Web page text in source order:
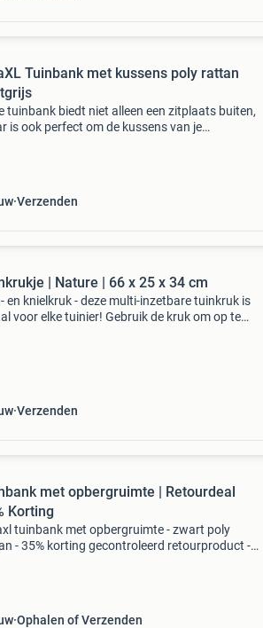
Tuinbank met kussens poly rattan
tuinbank biedt niet alleen een zitplaats buiten,
is ook perfect om de kussens van je
Verzenden
| Nature | 66 x 25 x 34 cm
en knielkruk - deze multi-inzetbare tuinkruk is
voor elke tuinier! Gebruik de kruk om op te
Verzenden
met opbergruimte | Retourdeal
Korting
tuinbank met opbergruimte - zwart poly
- 35% korting gecontroleerd retourproduct -
Ophalen of Verzenden